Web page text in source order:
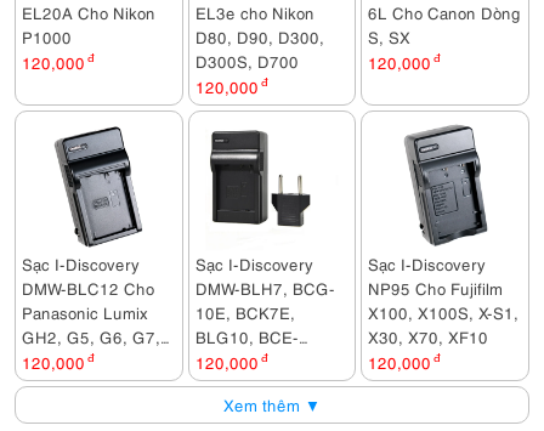
EL20A Cho Nikon
P1000
120,000 đ
EL3e cho Nikon
D80, D90, D300,
D300S, D700
120,000 đ
6L Cho Canon Dòng
S, SX
120,000 đ
Sạc I-Discovery
DMW-BLC12 Cho
Panasonic Lumix
GH2, G5, G6, G7,
FZ200, FZ1000,
FZ2000, GX8,
120,000 đ
Sạc I-Discovery
DMW-BLH7, BCG-
10E, BCK7E,
BLG10, BCE-
10E, BCF10E
120,000 đ
Sạc I-Discovery
NP95 Cho Fujifilm
X100, X100S, X-S1,
X30, X70, XF10
120,000 đ
Xem thêm ▼